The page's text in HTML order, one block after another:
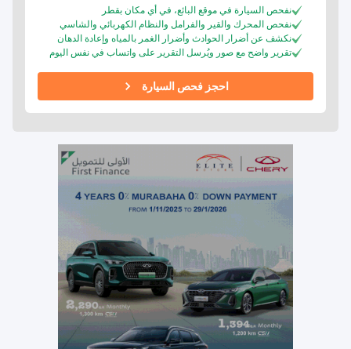
نفحص السيارة في موقع البائع، في أي مكان بقطر
نفحص المحرك والقير والفرامل والنظام الكهربائي والشاسي
نكشف عن أضرار الحوادث وأضرار الغمر بالمياه وإعادة الدهان
تقرير واضح مع صور ويُرسل التقرير على واتساب في نفس اليوم
احجز فحص السيارة